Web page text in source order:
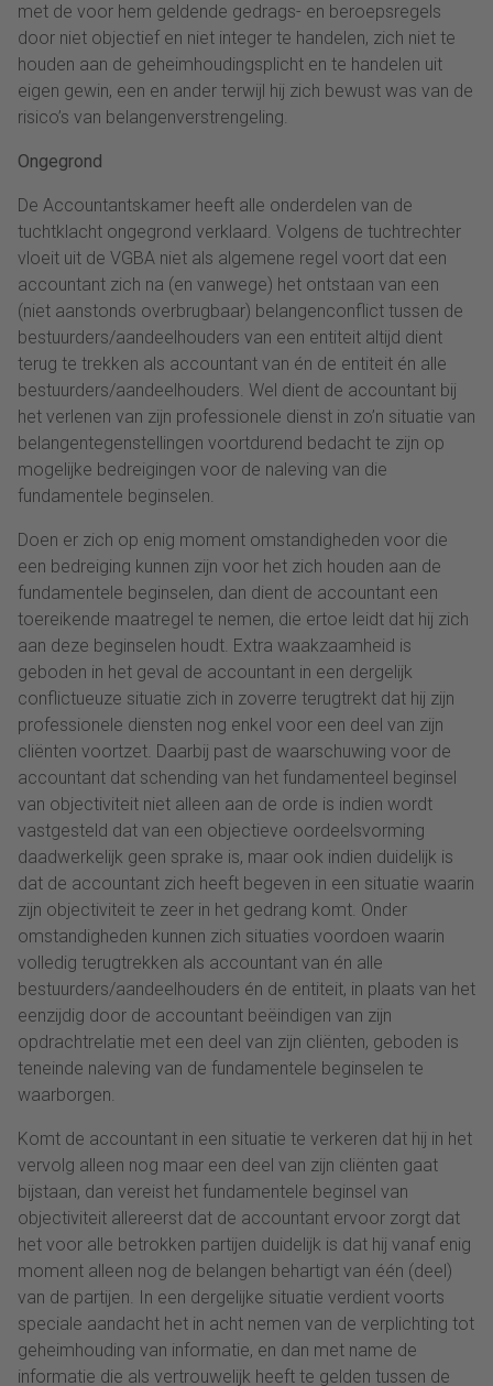
met de voor hem geldende gedrags- en beroepsregels
door niet objectief en niet integer te handelen, zich niet te
houden aan de geheimhoudingsplicht en te handelen uit
eigen gewin, een en ander terwijl hij zich bewust was van de
risico’s van belangenverstrengeling.
Ongegrond
De Accountantskamer heeft alle onderdelen van de
tuchtklacht ongegrond verklaard. Volgens de tuchtrechter
vloeit uit de VGBA niet als algemene regel voort dat een
accountant zich na (en vanwege) het ontstaan van een
(niet aanstonds overbrugbaar) belangenconflict tussen de
bestuurders/aandeelhouders van een entiteit altijd dient
terug te trekken als accountant van én de entiteit én alle
bestuurders/aandeelhouders. Wel dient de accountant bij
het verlenen van zijn professionele dienst in zo’n situatie van
belangentegenstellingen voortdurend bedacht te zijn op
mogelijke bedreigingen voor de naleving van die
fundamentele beginselen.
Doen er zich op enig moment omstandigheden voor die
een bedreiging kunnen zijn voor het zich houden aan de
fundamentele beginselen, dan dient de accountant een
toereikende maatregel te nemen, die ertoe leidt dat hij zich
aan deze beginselen houdt. Extra waakzaamheid is
geboden in het geval de accountant in een dergelijk
conflictueuze situatie zich in zoverre terugtrekt dat hij zijn
professionele diensten nog enkel voor een deel van zijn
cliënten voortzet. Daarbij past de waarschuwing voor de
accountant dat schending van het fundamenteel beginsel
van objectiviteit niet alleen aan de orde is indien wordt
vastgesteld dat van een objectieve oordeelsvorming
daadwerkelijk geen sprake is, maar ook indien duidelijk is
dat de accountant zich heeft begeven in een situatie waarin
zijn objectiviteit te zeer in het gedrang komt. Onder
omstandigheden kunnen zich situaties voordoen waarin
volledig terugtrekken als accountant van én alle
bestuurders/aandeelhouders én de entiteit, in plaats van het
eenzijdig door de accountant beëindigen van zijn
opdrachtrelatie met een deel van zijn cliënten, geboden is
teneinde naleving van de fundamentele beginselen te
waarborgen.
Komt de accountant in een situatie te verkeren dat hij in het
vervolg alleen nog maar een deel van zijn cliënten gaat
bijstaan, dan vereist het fundamentele beginsel van
objectiviteit allereerst dat de accountant ervoor zorgt dat
het voor alle betrokken partijen duidelijk is dat hij vanaf enig
moment alleen nog de belangen behartigt van één (deel)
van de partijen. In een dergelijke situatie verdient voorts
speciale aandacht het in acht nemen van de verplichting tot
geheimhouding van informatie, en dan met name de
informatie die als vertrouwelijk heeft te gelden tussen de